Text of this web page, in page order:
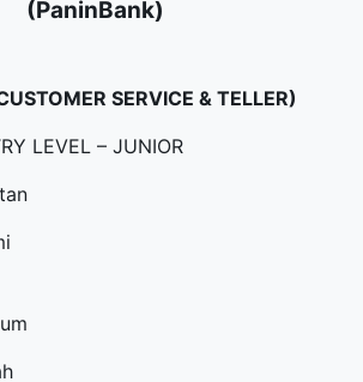
(PaninBank)
SERVICE & TELLER)
LEVEL – JUNIOR